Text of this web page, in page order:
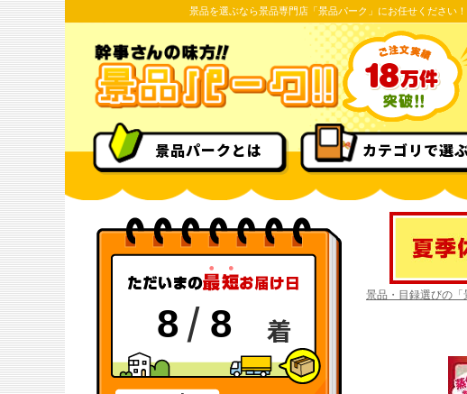
景品を選ぶなら景品専門店「景品パーク」にお任せください
景品パークとは カテゴリで選
8 / 8 着
景品・目録選びの